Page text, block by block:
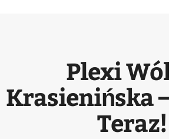
Plexi
Krasienińska
Teraz!